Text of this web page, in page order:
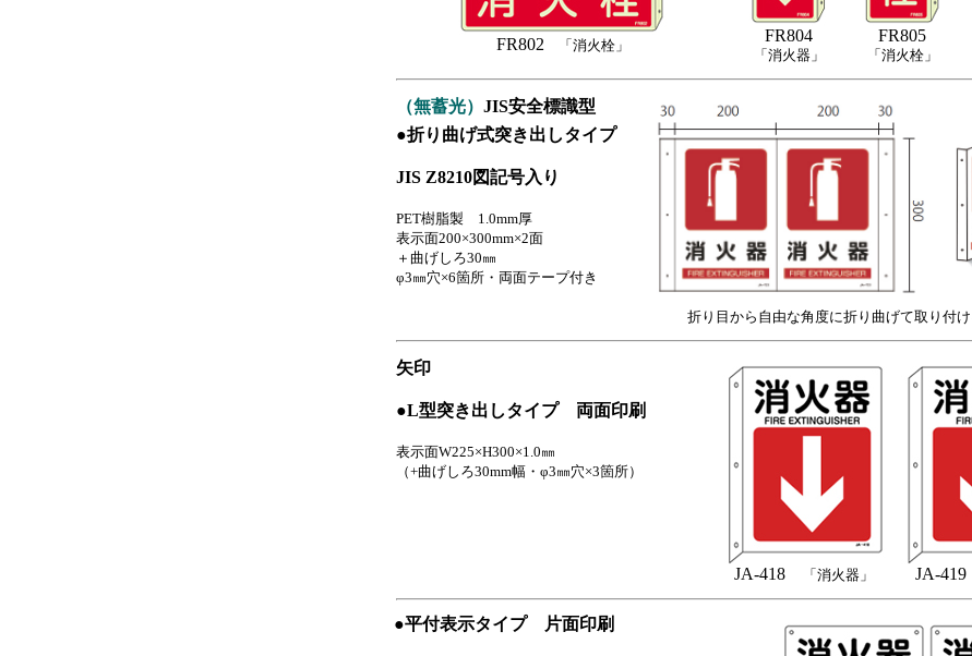
FR804
「消火器」
FR805
「消火栓」
FR802 「消火栓」
（無蓄光） JIS安全標識型
●折り曲げ式突き出しタイプ
JIS Z8210図記号入り
PET樹脂製 1.0mm厚
表示面200×300mm×2面
＋曲げしろ30㎜
φ3㎜穴×6箇所・両面テープ付き
折り目から自由な角度に折り曲げて取り付
矢印
●L型突き出しタイプ 両面印刷
表示面W225×H300×1.0㎜
（+曲げしろ30mm幅・φ3㎜穴×3箇所）
JA-418 「消火器」 JA-419
●平付表示タイプ 片面印刷